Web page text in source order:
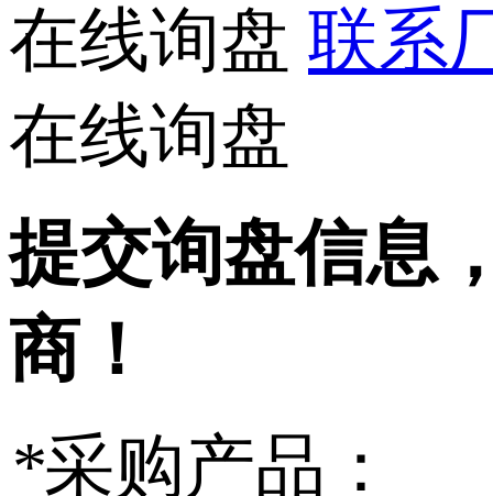
在线询盘 联系
在线询盘
提交询盘信息
商！
*采购产品：